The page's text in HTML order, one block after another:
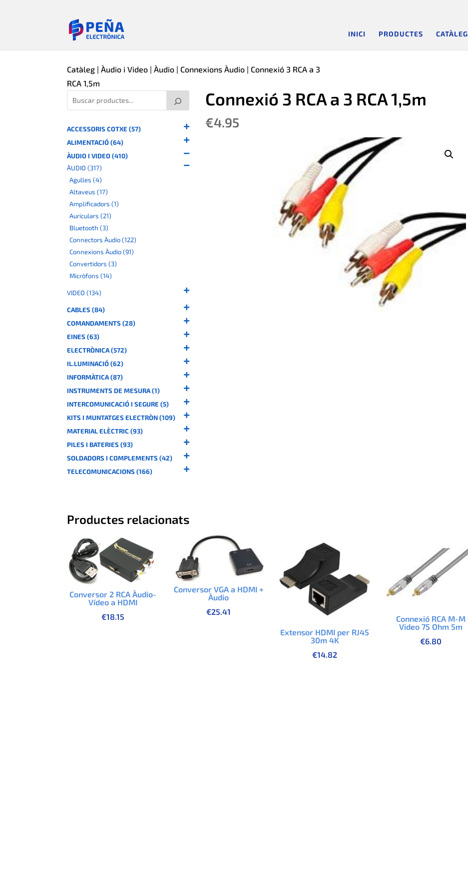
INICI PRODUCTES CATÀLEG
Catàleg | Àudio i Video | Àudio | Connexions Àudio | Connexió 3 RCA a 3
RCA 1,5m
ACCESSORIS COTXE (57)
ALIMENTACIÓ (64)
ÀUDIO I VIDEO (410)
ÀUDIO (317)
Agulles (4)
Altaveus (17)
Amplificadors (1)
Auriculars (21)
Bluetooth (3)
Connectors Àudio (122)
Connexions Àudio (91)
Convertidors (3)
Micròfons (14)
VIDEO (134)
CABLES (84)
COMANDAMENTS (28)
EINES (63)
ELECTRÒNICA (572)
IL.LUMINACIÓ (62)
INFORMÀTICA (87)
INSTRUMENTS DE MESURA (1)
INTERCOMUNICACIÓ I SEGURE (5)
KITS I MUNTATGES ELECTRÒN (109)
MATERIAL ELÈCTRIC (93)
PILES I BATERIES (93)
SOLDADORS I COMPLEMENTS (42)
TELECOMUNICACIONS (166)
Connexió 3 RCA a 3 RCA 1,5m
€4.95
Productes relacionats
Conversor 2 RCA Àudio-
Vídeo a HDMI
€18.15
Conversor VGA a HDMI +
Àudio
€25.41
Extensor HDMI per RJ45
30m 4K
€14.82
Connexió RCA M-M
Video 75 Ohm 5m
€6.80